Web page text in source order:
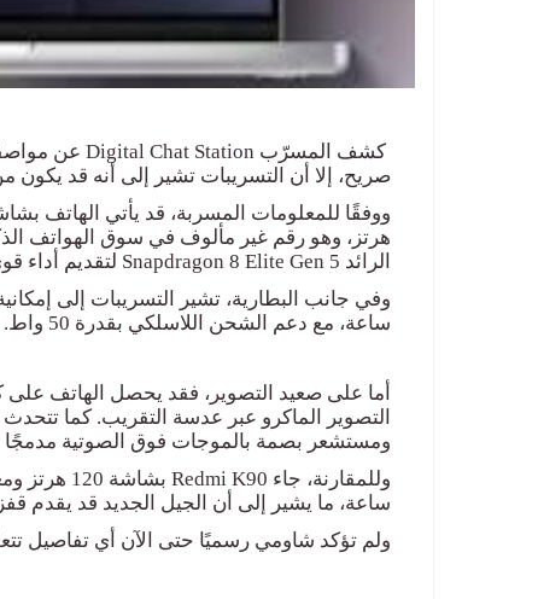
كشف المسرّب عن
صريح، إلا أن التسريبات تشير إلى أنه قد
هرتز، وهو رقم غير مألوف في سوق الهواتف
الرائد
لتقديم أداء
ساعة، مع دعم الشحن اللاسلكي بقدرة 50 واط
.
التصوير الماكرو عبر عدسة التقريب. كما
ومستشعر بصمة بالموجات فوق الصوتية
وللمقارنة، جاء
بشاشة 120 هرتز ومعالج
ساعة، ما يشير إلى أن الجيل الجديد قد يقدم
ولم تؤكد شاومي رسميًا حتى الآن أي تفاصيل